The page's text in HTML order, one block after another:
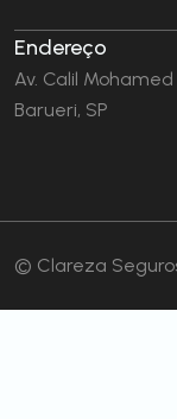
Endereço
Av. Calil
Barueri, SP
© Clareza Seguros